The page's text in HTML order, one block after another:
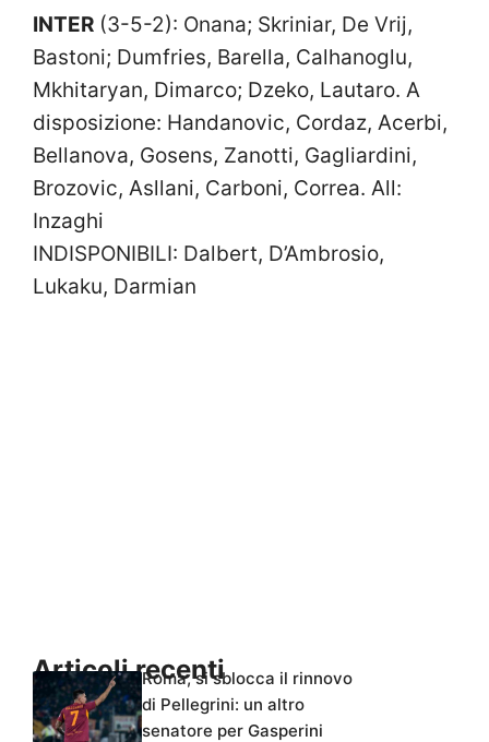
INTER (3-5-2): Onana; Skriniar, De Vrij,
Bastoni; Dumfries, Barella, Calhanoglu,
Mkhitaryan, Dimarco; Dzeko, Lautaro. A
disposizione: Handanovic, Cordaz, Acerbi,
Bellanova, Gosens, Zanotti, Gagliardini,
Brozovic, Asllani, Carboni, Correa. All:
Inzaghi
INDISPONIBILI: Dalbert, D’Ambrosio,
Lukaku, Darmian
Articoli recentiRoma, si sblocca il rinnovo
di Pellegrini: un altro
senatore per Gasperini